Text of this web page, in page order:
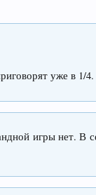
уже в 1/4.
игры нет. В